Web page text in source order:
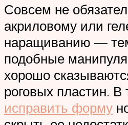
Совсем не
акриловому или
наращиванию —
подобные
хорошо
роговых пластин. В
исправить форму